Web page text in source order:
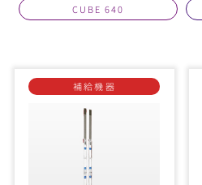
CUBE 640
補給機器